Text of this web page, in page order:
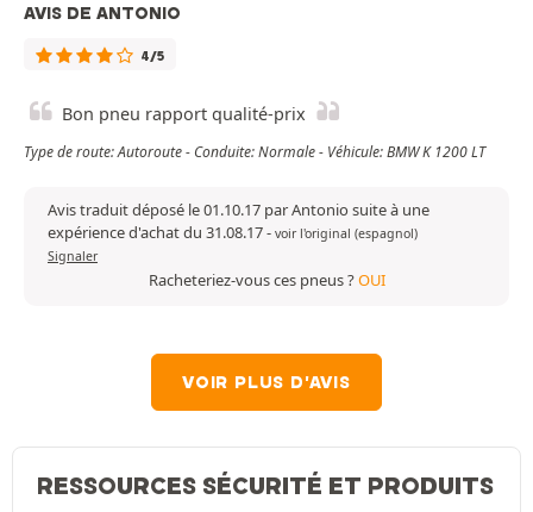
AVIS DE ANTONIO
4/5
Bon pneu rapport qualité-prix
Type de route: Autoroute - Conduite: Normale - Véhicule: BMW K 1200 LT
Avis traduit déposé le 01.10.17 par Antonio suite à une
expérience d'achat du 31.08.17- voir l'original (espagnol)
Signaler
Racheteriez-vous ces pneus ?OUI
VOIR PLUS D'AVIS
RESSOURCES SÉCURITÉ ET PRODUITS